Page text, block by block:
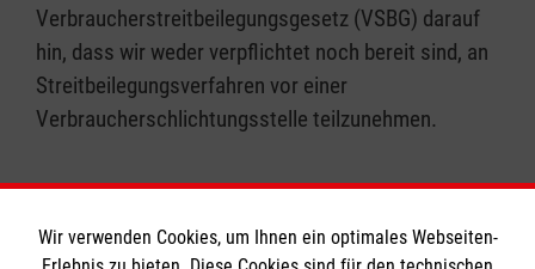
Verbraucherstreitbeilegungsgesetz (VSBG) darauf
hin, dass wir weder verpflichtet noch bereit sind, an
Streitbeilegungsverfahren vor einer
Verbraucherschlichtungsstelle teilzunehmen.
Wir verwenden Cookies, um Ihnen ein optimales Webseiten-